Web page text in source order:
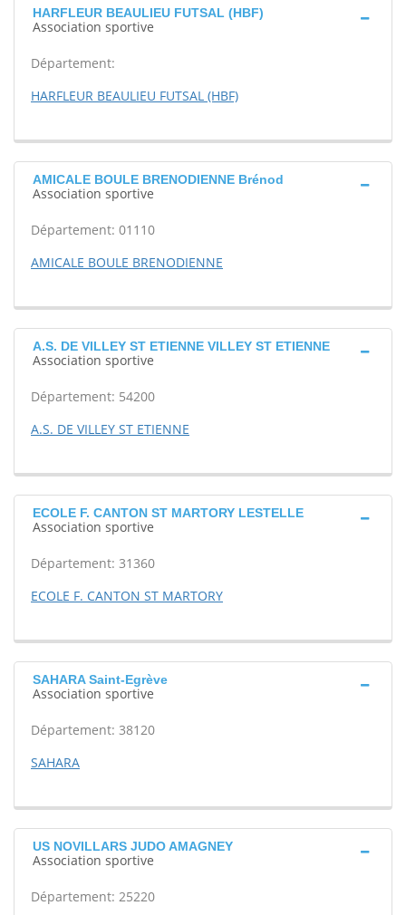
HARFLEUR BEAULIEU FUTSAL (HBF)
Association sportive
Département:
HARFLEUR BEAULIEU FUTSAL (HBF)
AMICALE BOULE BRENODIENNE Brénod
Association sportive
Département: 01110
AMICALE BOULE BRENODIENNE
A.S. DE VILLEY ST ETIENNE VILLEY ST ETIENNE
Association sportive
Département: 54200
A.S. DE VILLEY ST ETIENNE
ECOLE F. CANTON ST MARTORY LESTELLE
Association sportive
Département: 31360
ECOLE F. CANTON ST MARTORY
SAHARA Saint-Egrève
Association sportive
Département: 38120
SAHARA
US NOVILLARS JUDO AMAGNEY
Association sportive
Département: 25220